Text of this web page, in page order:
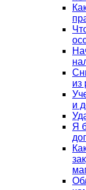
из
и
Я